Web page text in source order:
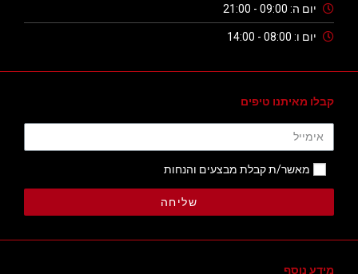
יום ה: 09:00 - 21:00
יום ו: 08:00 - 14:00
קבלו מאיתנו טיפים
מאשר/ת קבלת מבצעים והנחות
שליחה
מידע נוסף